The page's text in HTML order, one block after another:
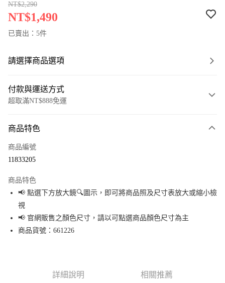
NT$2,290
NT$1,490
已賣出：5件
請選擇商品選項
付款與運送方式
超取滿NT$888免運
信用卡一次付款
Apple Pay
街口支付
悠遊付
商品特色
商品編號
11833205
商品特色
📢 點選下方放大鏡🔍圖示，即可將商品照及尺寸表放大或縮小檢
視
📢 官網販售之顏色尺寸，請以可點選商品顏色尺寸為主
商品貨號：661226
詳細說明 相關推薦